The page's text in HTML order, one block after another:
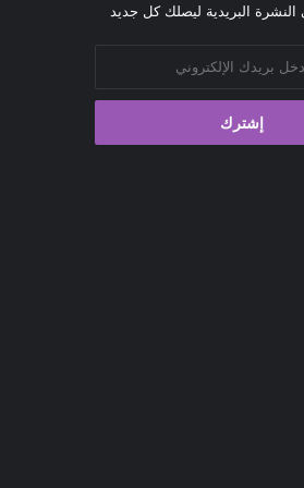
البريدية ليصلك كل جديد